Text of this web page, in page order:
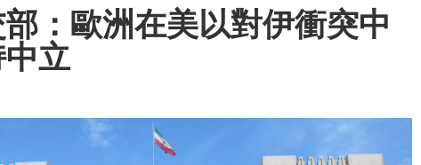
：歐洲在美以對伊衝突中
立